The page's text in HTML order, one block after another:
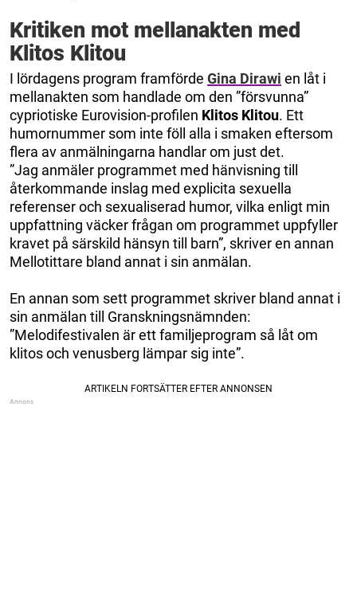
Kritiken mot mellanakten med
Klitos Klitou
I lördagens program framförde Gina Dirawi en låt i
mellanakten som handlade om den ”försvunna”
cypriotiske Eurovision-profilen Klitos Klitou. Ett
humornummer som inte föll alla i smaken eftersom
flera av anmälningarna handlar om just det.
”Jag anmäler programmet med hänvisning till
återkommande inslag med explicita sexuella
referenser och sexualiserad humor, vilka enligt min
uppfattning väcker frågan om programmet uppfyller
kravet på särskild hänsyn till barn”, skriver en annan
Mellotittare bland annat i sin anmälan.
En annan som sett programmet skriver bland annat i
sin anmälan till Granskningsnämnden:
”Melodifestivalen är ett familjeprogram så låt om
klitos och venusberg lämpar sig inte”.